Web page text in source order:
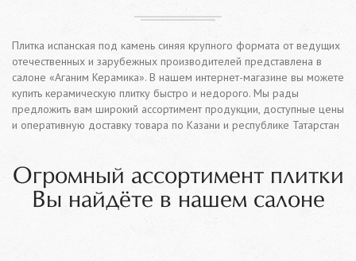
Плитка испанская под камень синяя крупного формата от ведущих
отечественных и зарубежных производителей представлена в
салоне «Аганим Керамика». В нашем интернет-магазине вы можете
купить керамическую плитку быстро и недорого. Мы рады
предложить вам широкий ассортимент продукции, доступные цены
и оперативную доставку товара по Казани и республике Татарстан
Огромный ассортимент плитки
Вы найдёте в нашем салоне